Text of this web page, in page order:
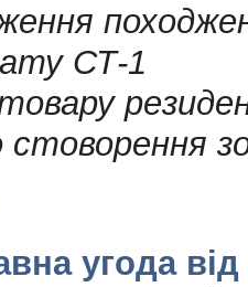
СТ-1
стоворення